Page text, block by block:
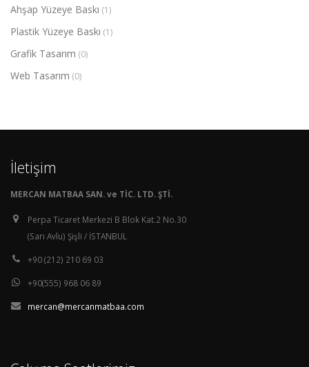
Ahşap Yüzeye Baskı (1)
Plastik Yüzeye Baskı (1)
Grafik Tasarım (0)
Web Tasarım (0)
İletişim
MERCAN MATBAA SAN. ve TİC. LTD. ŞTİ.
Perpa Ticaret Merkezi B Blok Kat.2 No.30
(Sarı Avlu) Şişli / İSTANBUL
+90 (212) 210 69 03
+90(555) 968 06 89
mercan@mercanmatbaa.com